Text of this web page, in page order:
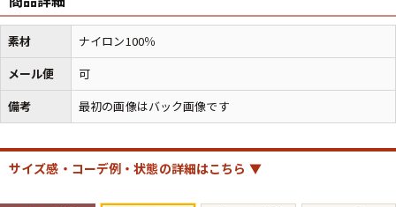
すべてのマニアックを見る
素材
ナイロン100％
メール便
可
備考
最初の画像はバック画像です
サイズ感・コーデ例・状態の詳細はこちら ▼